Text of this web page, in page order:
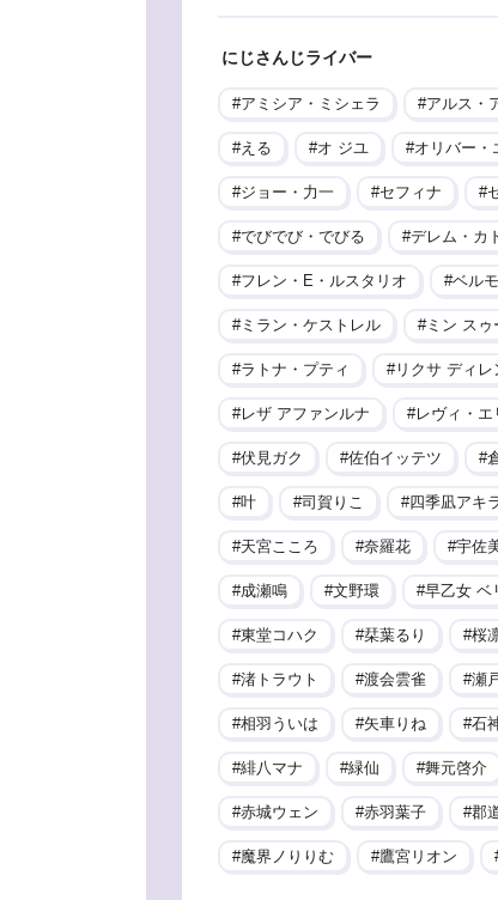
にじさんじライバー
アミシア・ミシェラ アルス・
える オ ジユ オリバー・
ジョー・力一 セフィナ
でびでび・でびる デレム・カ
フレン・E・ルスタリオ ベル
ミラン・ケストレル ミン スゥ
ラトナ・プティ リクサ ディレ
レザ アファンルナ レヴィ・エ
伏見ガク 佐伯イッテツ
叶 司賀りこ 四季凪アキ
天宮こころ 奈羅花 宇佐
成瀬鳴 文野環 早乙女 ベ
東堂コハク 栞葉るり 桜
渚トラウト 渡会雲雀 瀬
相羽ういは 矢車りね 石
緋八マナ 緑仙 舞元啓介
赤城ウェン 赤羽葉子 郡
魔界ノりりむ 鷹宮リオン